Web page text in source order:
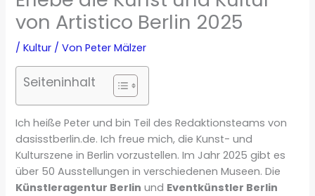
von Artistico Berlin 2025
/Kultur / VonPeter Mälzer
Seiteninhalt
Ich heiße Peter und bin Teil des Redaktionsteams von
dasisstberlin.de. Ich freue mich, die Kunst- und
Kulturszene in Berlin vorzustellen. Im Jahr 2025 gibt es
über 50 Ausstellungen in verschiedenen Museen. Die
Künstleragentur Berlin und Eventkünstler Berlin